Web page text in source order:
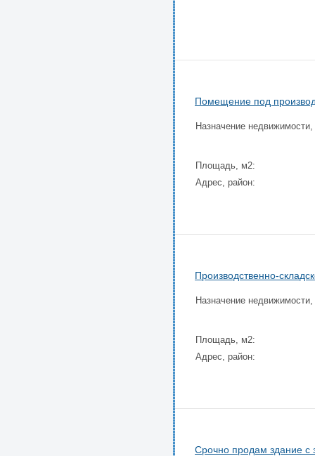
Помещение под
Назначение
Площадь, м2:
Адрес, район:
Производственно-
Назначение
Площадь, м2:
Адрес, район:
Срочно продам здание с